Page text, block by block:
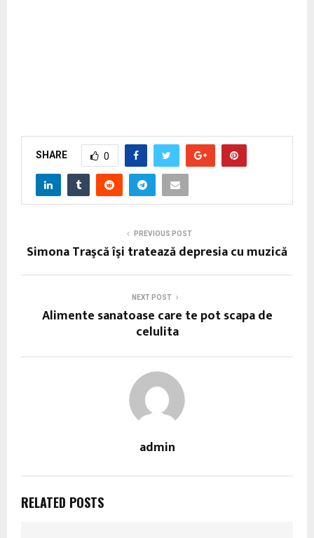
SHARE 0
PREVIOUS POST
Simona Traşcă îşi tratează depresia cu muzică
NEXT POST
Alimente sanatoase care te pot scapa de
celulita
admin
RELATED POSTS